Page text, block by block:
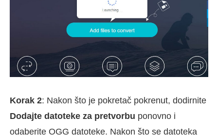
Korak 2: Nakon što je pokretač pokrenut, dodirnite
Dodajte datoteke za pretvorbu ponovno i
odaberite OGG datoteke. Nakon što se datoteka